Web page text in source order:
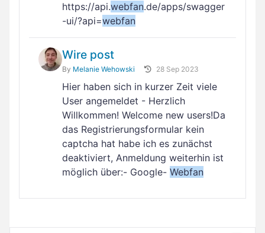
https://api.webfan.de/apps/swagger
-ui/?api=webfan
Wire post
By Melanie Wehowski 28 Sep 2023
Hier haben sich in kurzer Zeit viele
User angemeldet - Herzlich
Willkommen! Welcome new users!Da
das Registrierungsformular kein
captcha hat habe ich es zunächst
deaktiviert, Anmeldung weiterhin ist
möglich über:- Google- Webfan